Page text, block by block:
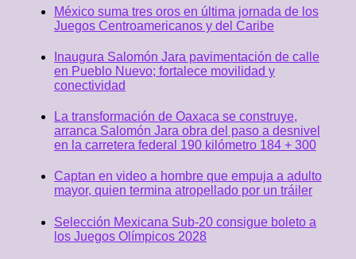
México suma tres oros en última jornada de los
Juegos Centroamericanos y del Caribe
Inaugura Salomón Jara pavimentación de calle
en Pueblo Nuevo; fortalece movilidad y
conectividad
La transformación de Oaxaca se construye,
arranca Salomón Jara obra del paso a desnivel
en la carretera federal 190 kilómetro 184 + 300
Captan en video a hombre que empuja a adulto
mayor, quien termina atropellado por un tráiler
Selección Mexicana Sub-20 consigue boleto a
los Juegos Olímpicos 2028